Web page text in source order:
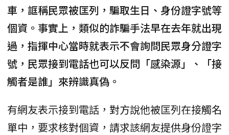
車，誆稱民眾被匡列，騙取生日、身份證字號等
個資。事實上，類似的詐騙手法早在去年就出現
過，指揮中心當時就表示不會詢問民眾身分證字
號，民眾接到電話也可以反問「感染源」、「接
觸者是誰」來辨識真偽。
有網友表示接到電話，對方說他被匡列在接觸名
單中，要求核對個資，請求該網友提供身份證字